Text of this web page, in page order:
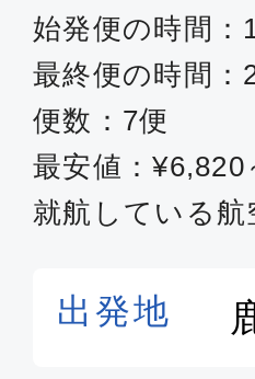
始発便の時間
最終便の時間：
便数：7便
最安値：¥6,820
就航している